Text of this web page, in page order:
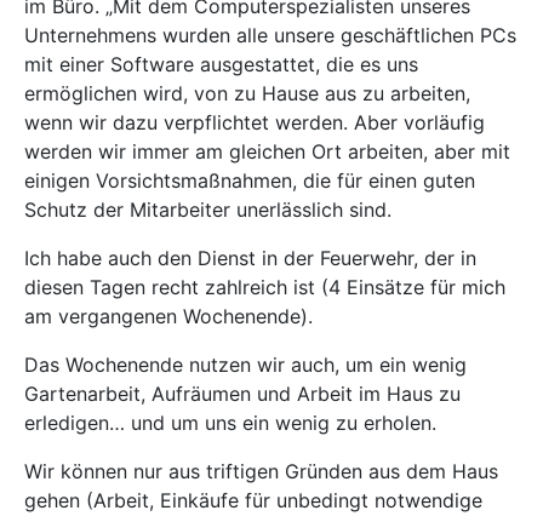
im Büro. „Mit dem Computerspezialisten unseres
Unternehmens wurden alle unsere geschäftlichen PCs
mit einer Software ausgestattet, die es uns
ermöglichen wird, von zu Hause aus zu arbeiten,
wenn wir dazu verpflichtet werden. Aber vorläufig
werden wir immer am gleichen Ort arbeiten, aber mit
einigen Vorsichtsmaßnahmen, die für einen guten
Schutz der Mitarbeiter unerlässlich sind.
Ich habe auch den Dienst in der Feuerwehr, der in
diesen Tagen recht zahlreich ist (4 Einsätze für mich
am vergangenen Wochenende).
Das Wochenende nutzen wir auch, um ein wenig
Gartenarbeit, Aufräumen und Arbeit im Haus zu
erledigen… und um uns ein wenig zu erholen.
Wir können nur aus triftigen Gründen aus dem Haus
gehen (Arbeit, Einkäufe für unbedingt notwendige